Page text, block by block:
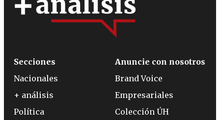
Secciones
Nacionales
+ análisis
Política
Anuncie con nosotros
Brand Voice
Empresariales
Colección ÚH